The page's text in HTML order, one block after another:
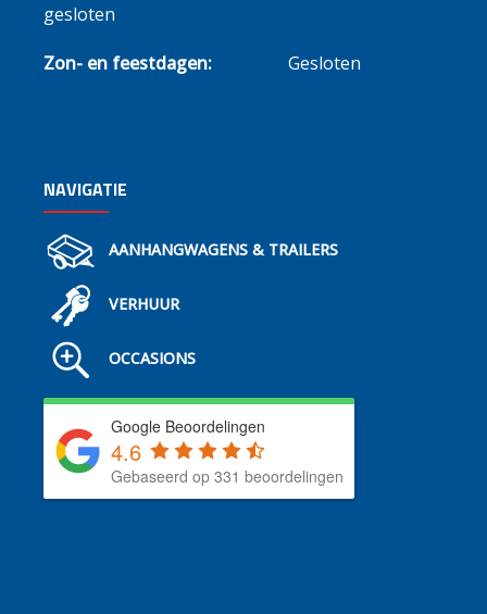
gesloten
Zon- en feestdagen: Gesloten
NAVIGATIE
AANHANGWAGENS & TRAILERS
VERHUUR
OCCASIONS
Google Beoordelingen
4.6
Gebaseerd op 331 beoordelingen